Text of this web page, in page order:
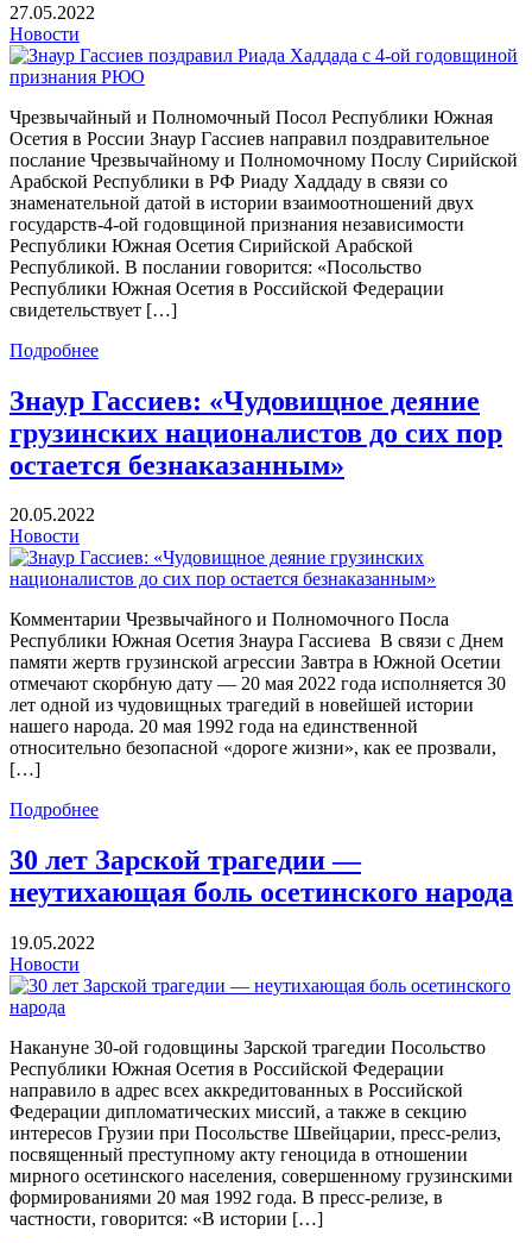
27.05.2022
Новости
Чрезвычайный и Полномочный Посол Республики Южная
Осетия в России Знаур Гассиев направил поздравительное
послание Чрезвычайному и Полномочному Послу Сирийской
Арабской Республики в РФ Риаду Хаддаду в связи со
знаменательной датой в истории взаимоотношений двух
государств-4-ой годовщиной признания независимости
Республики Южная Осетия Сирийской Арабской
Республикой. В послании говорится: «Посольство
Республики Южная Осетия в Российской Федерации
свидетельствует […]
Подробнее
Знаур Гассиев: «Чудовищное деяние
грузинских националистов до сих пор
остается безнаказанным»
20.05.2022
Новости
Комментарии Чрезвычайного и Полномочного Посла
Республики Южная Осетия Знаура Гассиева В связи с Днем
памяти жертв грузинской агрессии Завтра в Южной Осетии
отмечают скорбную дату — 20 мая 2022 года исполняется 30
лет одной из чудовищных трагедий в новейшей истории
нашего народа. 20 мая 1992 года на единственной
относительно безопасной «дороге жизни», как ее прозвали,
[…]
Подробнее
30 лет Зарской трагедии —
неутихающая боль осетинского народа
19.05.2022
Новости
Накануне 30-ой годовщины Зарской трагедии Посольство
Республики Южная Осетия в Российской Федерации
направило в адрес всех аккредитованных в Российской
Федерации дипломатических миссий, а также в секцию
интересов Грузии при Посольстве Швейцарии, пресс-релиз,
посвященный преступному акту геноцида в отношении
мирного осетинского населения, совершенному грузинскими
формированиями 20 мая 1992 года. В пресс-релизе, в
частности, говорится: «В истории […]